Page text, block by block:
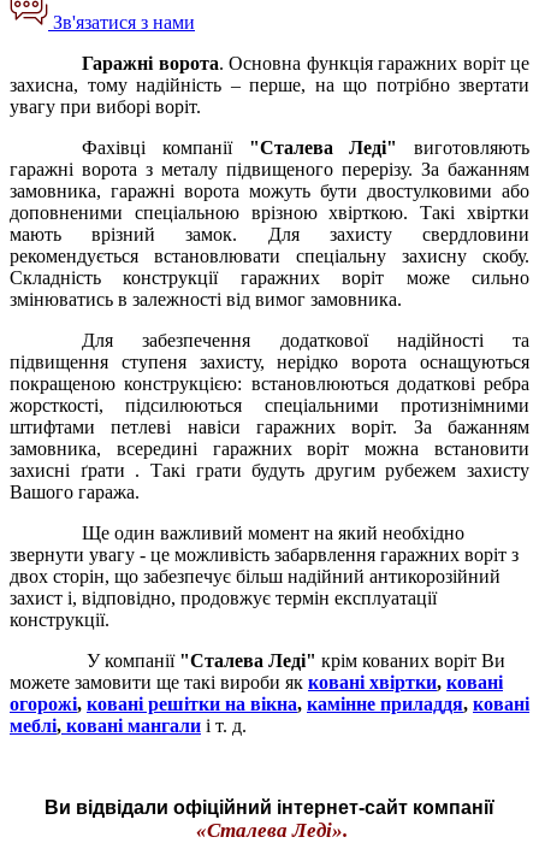
Зв'язатися з нами
Гаражні ворота. Основна функція гаражних воріт це
захисна, тому надійність – перше, на що потрібно звертати
увагу при виборі воріт.
Фахівці компанії "Сталева Леді"
виготовляють
гаражні ворота з металу підвищеного перерізу. За бажанням
замовника, гаражні ворота можуть бути двостулковими або
доповненими спеціальною врізною хвірткою. Такі хвіртки
мають врізний замок. Для захисту свердловини
рекомендується встановлювати спеціальну захисну скобу.
Складність конструкції гаражних воріт може сильно
змінюватись в залежності від вимог замовника.
Для забезпечення додаткової надійності та
підвищення ступеня захисту, нерідко ворота оснащуються
покращеною конструкцією: встановлюються додаткові ребра
жорсткості,
підсилюються спеціальними протизнімними
штифтами петлеві навіси гаражних воріт. За бажанням
замовника, всередині гаражних воріт
можна встановити
захисні ґрати . Такі грати будуть другим рубежем захисту
Вашого гаража.
Ще один важливий момент на який необхідно
звернути увагу - це можливість забарвлення гаражних воріт з
двох сторін, що забезпечує більш надійний антикорозійний
захист і, відповідно, продовжує термін експлуатації
конструкції.
У компанії "Сталева Леді" крім кованих воріт Ви
можете замовити ще такі вироби як ковані хвіртки, ковані
огорожі, ковані решітки на вікна, камінне приладдя, ковані
меблі, ковані мангали і т. д.
Ви відвідали офіційний інтернет-сайт компанії
«Сталева Леді».